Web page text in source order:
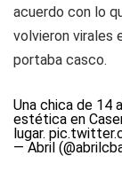
acuerdo con lo
volvieron virales
portaba casco.
Una chica de 14
estética en
lugar.
— Abril